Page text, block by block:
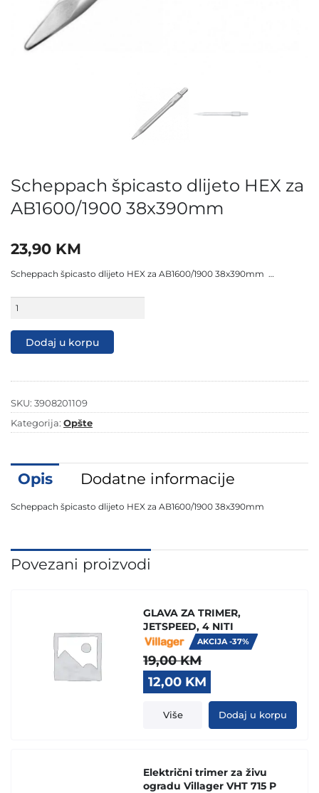
Scheppach špicasto dlijeto HEX za
AB1600/1900 38x390mm
23,90 KM
Scheppach špicasto dlijeto HEX za AB1600/1900 38x390mm …
špicasto
HEX
količina
Dodaj u korpu
SKU: 3908201109
Kategorija: Opšte
Opis Dodatne informacije
Scheppach špicasto dlijeto HEX za AB1600/1900 38x390mm
Povezani proizvodi
GLAVA ZA TRIMER,
JETSPEED, 4 NITI
AKCIJA -37%
19,00KM
Original
price
was:
12,00 KM
price
is:
12,00 KM.
Više Dodaj u korpu
Električni trimer za živu
ogradu Villager VHT 715 P